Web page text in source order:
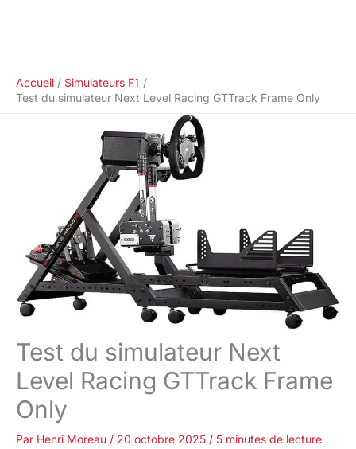
Accueil
Simulateurs F1
Test du simulateur Next Level Racing GTTrack Frame Only
Test du simulateur Next
Level Racing GTTrack Frame
Only
Par Henri Moreau / 20 octobre 2025 / 5 minutes de lecture